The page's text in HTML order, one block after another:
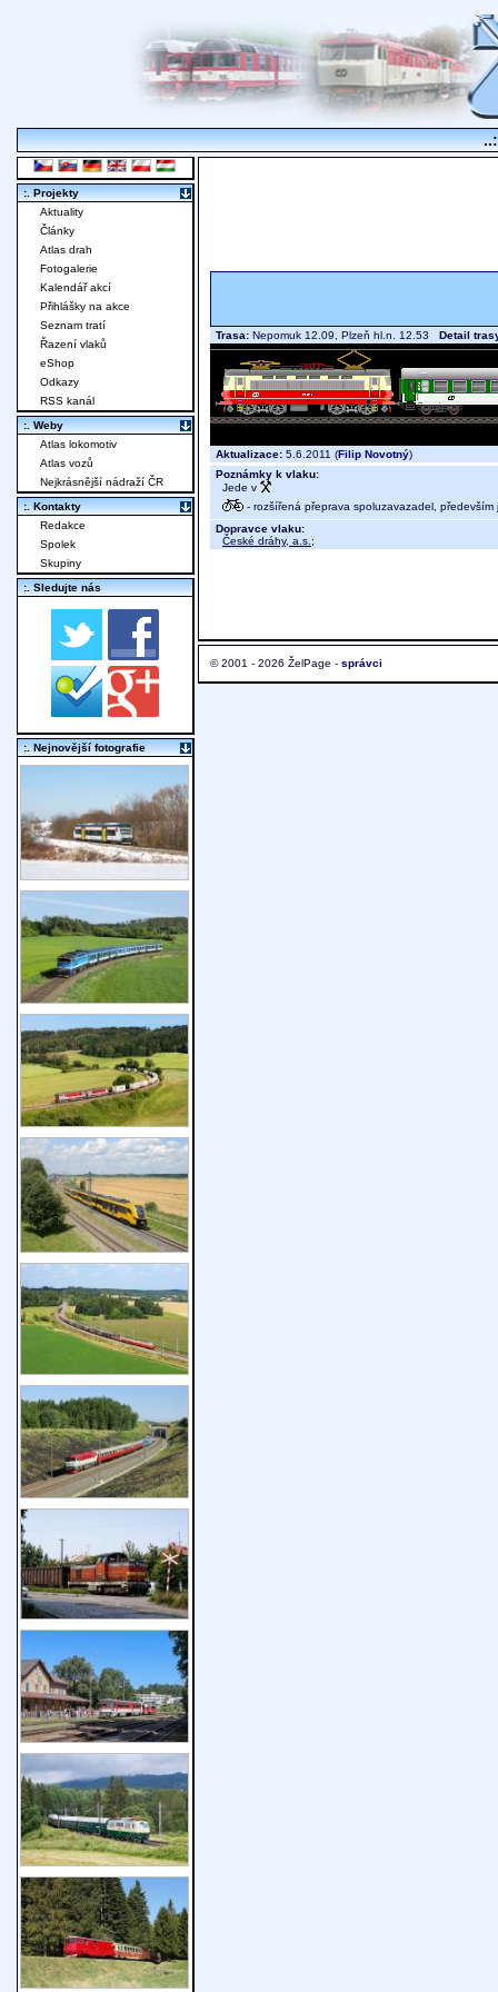
Trasa: Nepomuk 12.09, Plzeň hl.n. 12.53 Detail
Aktualizace: 5.6.2011 (Filip Novotný)
Poznámky k vlaku:
Jede v
- rozšířená přeprava spoluzavazadel, především
Dopravce vlaku:
České dráhy, a.s. ;
© 2001 - 2026 ŽelPage - správci
:. Projekty
Aktuality
Články
Atlas drah
Fotogalerie
Kalendář akcí
Přihlášky na akce
Seznam tratí
Řazení vlaků
eShop
Odkazy
RSS kanál
:. Weby
Atlas lokomotiv
Atlas vozů
Nejkrásnější nádraží ČR
:. Kontakty
Redakce
Spolek
Skupiny
:. Sledujte nás
:. Nejnovější fotografie